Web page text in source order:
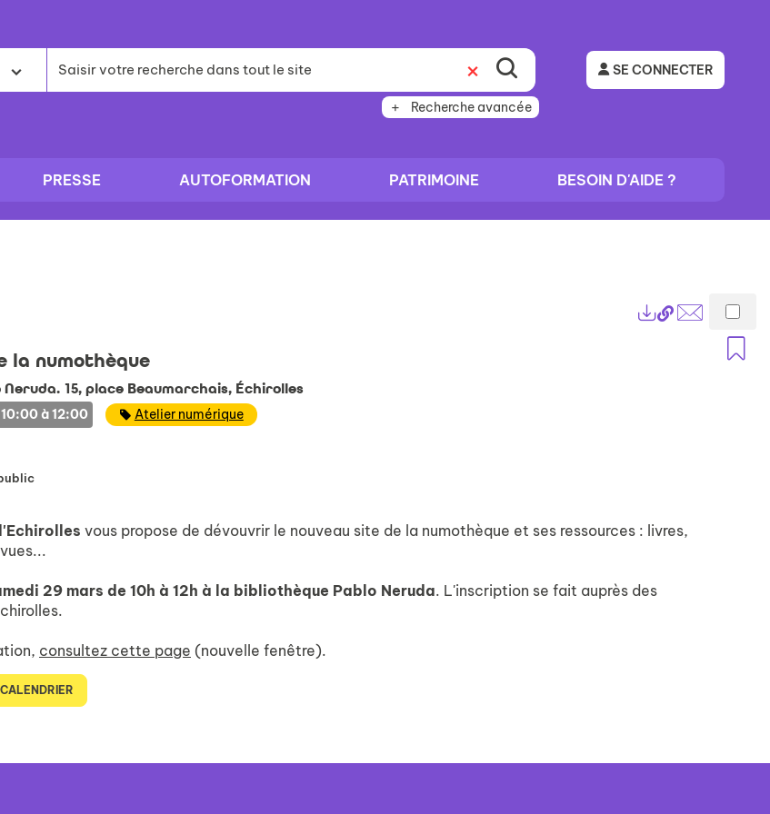
Recherche avancée
SE CONNECTER
PRESSE AUTOFORMATION PATRIMOINE BESOIN D'AIDE ?
Lien
permanent
(Nouvelle
Envoyer
la numothèque
15, place Beaumarchais, Échirolles
à 12:00 Catégorie
Atelier numérique
vous propose de dévouvrir le nouveau site de la numothèque et ses ressources : livres,
29 mars de 10h à 12h à la bibliothèque Pablo Neruda. L'inscription se fait auprès des
consultez cette page (nouvelle fenêtre).